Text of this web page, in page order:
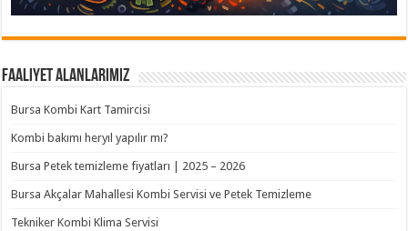
Faaliyet Alanlarımız
Bursa Kombi Kart Tamircisi
Kombi bakımı heryıl yapılır mı?
Bursa Petek temizleme fiyatları | 2025 – 2026
Bursa Akçalar Mahallesi Kombi Servisi ve Petek Temizleme
Tekniker Kombi Klima Servisi